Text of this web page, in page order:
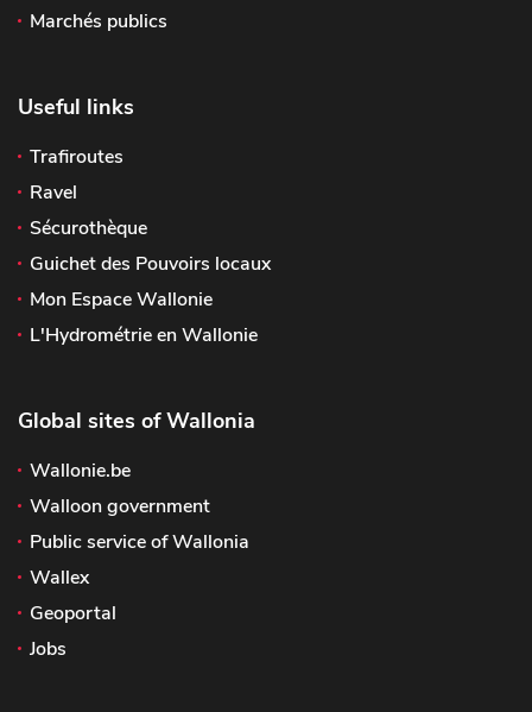
Marchés publics
Useful links
Trafiroutes
Ravel
Sécurothèque
Guichet des Pouvoirs locaux
Mon Espace Wallonie
L'Hydrométrie en Wallonie
Global sites of Wallonia
Wallonie.be
Walloon government
Public service of Wallonia
Wallex
Geoportal
Jobs